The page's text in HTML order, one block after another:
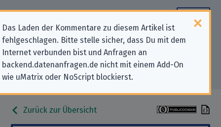
Das Laden der Kommentare zu diesem Artikel ist
fehlgeschlagen. Bitte stelle sicher, dass Du mit dem
Internet verbunden bist und Anfragen an
backend.datenanfragen.de nicht mit einem Add-On
wie uMatrix oder NoScript blockierst.
Datenschutz-Kontaktdaten für
„Onfocus SAS“
Zurück zur Übersicht